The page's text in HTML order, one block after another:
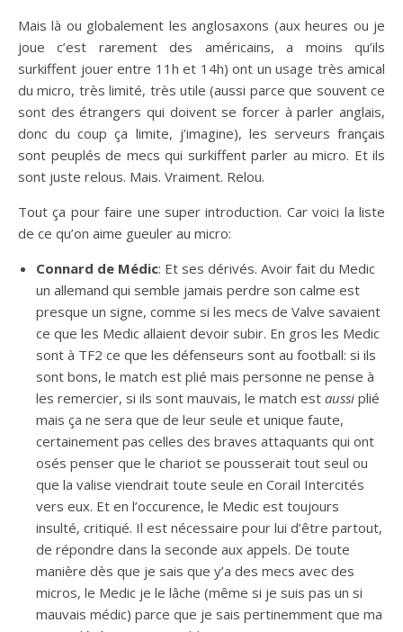
Mais là ou globalement les anglosaxons (aux heures ou je
joue c’est rarement des américains, a moins qu’ils
surkiffent jouer entre 11h et 14h) ont un usage très amical
du micro, très limité, très utile (aussi parce que souvent ce
sont des étrangers qui doivent se forcer à parler anglais,
donc du coup ça limite, j’imagine), les serveurs français
sont peuplés de mecs qui surkiffent parler au micro. Et ils
sont juste relous. Mais. Vraiment. Relou.
Tout ça pour faire une super introduction. Car voici la liste
de ce qu’on aime gueuler au micro:
Connard de Médic: Et ses dérivés. Avoir fait du Medic
un allemand qui semble jamais perdre son calme est
presque un signe, comme si les mecs de Valve savaient
ce que les Medic allaient devoir subir. En gros les Medic
sont à TF2 ce que les défenseurs sont au football: si ils
sont bons, le match est plié mais personne ne pense à
les remercier, si ils sont mauvais, le match est aussi plié
mais ça ne sera que de leur seule et unique faute,
certainement pas celles des braves attaquants qui ont
osés penser que le chariot se pousserait tout seul ou
que la valise viendrait toute seule en Corail Intercités
vers eux. Et en l’occurence, le Medic est toujours
insulté, critiqué. Il est nécessaire pour lui d’être partout,
de répondre dans la seconde aux appels. De toute
manière dès que je sais que y’a des mecs avec des
micros, le Medic je le lâche (même si je suis pas un si
mauvais médic) parce que je sais pertinemment que ma